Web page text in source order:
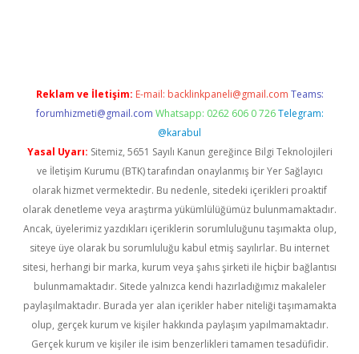
Reklam ve İletişim: E-mail: backlinkpaneli@gmail.com Teams:
forumhizmeti@gmail.com Whatsapp: 0262 606 0 726 Telegram:
@karabul
Yasal Uyarı: Sitemiz, 5651 Sayılı Kanun gereğince Bilgi Teknolojileri
ve İletişim Kurumu (BTK) tarafından onaylanmış bir Yer Sağlayıcı
olarak hizmet vermektedir. Bu nedenle, sitedeki içerikleri proaktif
olarak denetleme veya araştırma yükümlülüğümüz bulunmamaktadır.
Ancak, üyelerimiz yazdıkları içeriklerin sorumluluğunu taşımakta olup,
siteye üye olarak bu sorumluluğu kabul etmiş sayılırlar. Bu internet
sitesi, herhangi bir marka, kurum veya şahıs şirketi ile hiçbir bağlantısı
bulunmamaktadır. Sitede yalnızca kendi hazırladığımız makaleler
paylaşılmaktadır. Burada yer alan içerikler haber niteliği taşımamakta
olup, gerçek kurum ve kişiler hakkında paylaşım yapılmamaktadır.
Gerçek kurum ve kişiler ile isim benzerlikleri tamamen tesadüfidir.